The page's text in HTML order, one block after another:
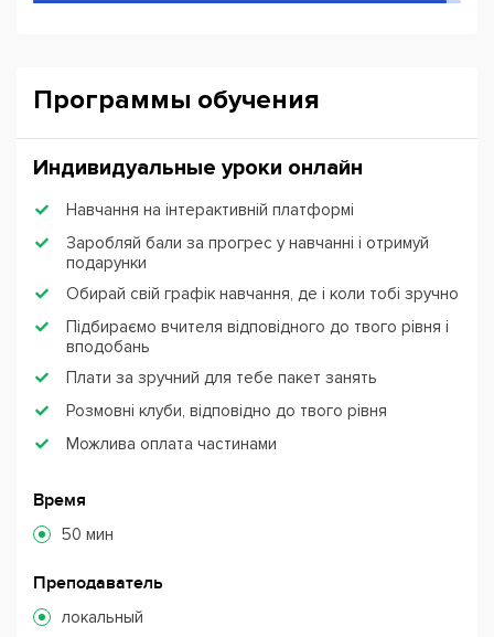
Программы обучения
Индивидуальные уроки онлайн
Навчання на інтерактивній платформі
Заробляй бали за прогрес у навчанні і отримуй
подарунки
Обирай свій графік навчання, де і коли тобі зручно
Підбираємо вчителя відповідного до твого рівня і
вподобань
Плати за зручний для тебе пакет занять
Розмовні клуби, відповідно до твого рівня
Можлива оплата частинами
Время
50 мин
Преподаватель
локальный